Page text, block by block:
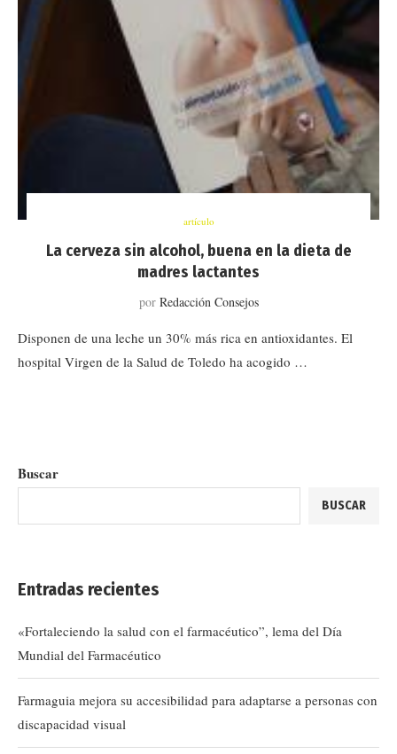
artículo
La cerveza sin alcohol, buena en la dieta de
madres lactantes
por Redacción Consejos
Disponen de una leche un 30% más rica en antioxidantes. El
hospital Virgen de la Salud de Toledo ha acogido …
Buscar
BUSCAR
Entradas recientes
«Fortaleciendo la salud con el farmacéutico”, lema del Día
Mundial del Farmacéutico
Farmaguia mejora su accesibilidad para adaptarse a personas con
discapacidad visual